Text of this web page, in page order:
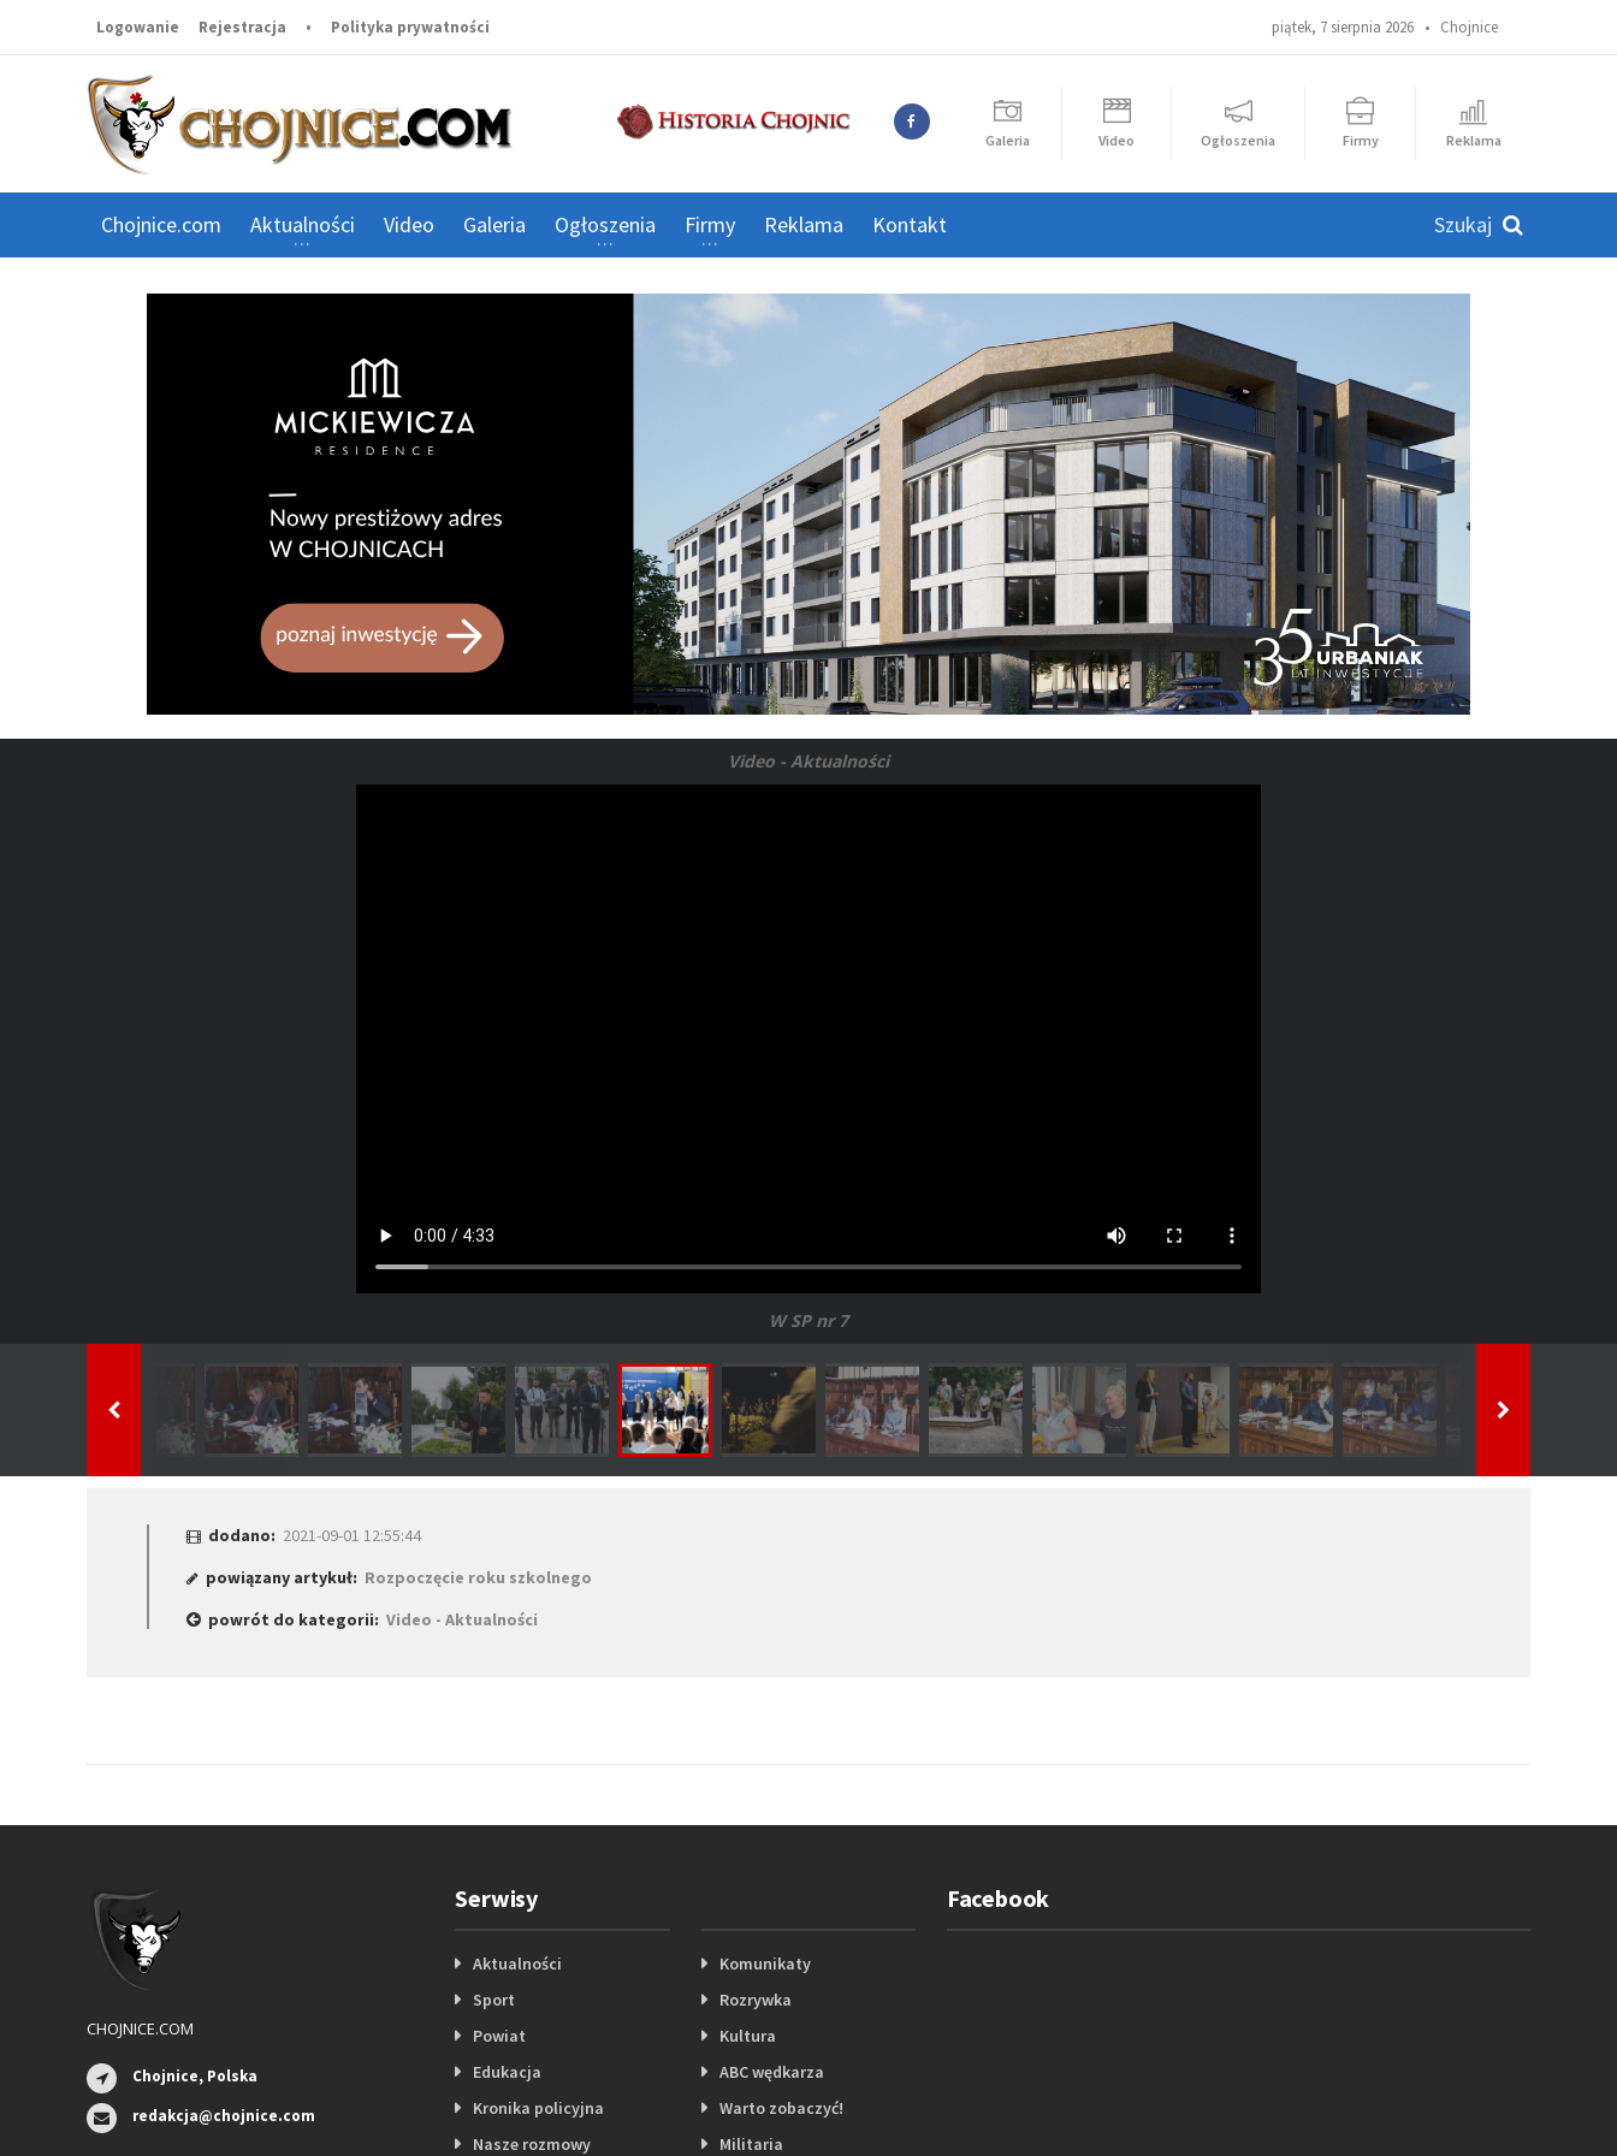
piątek, 7 sierpnia 2026 • Chojnice
Logowanie Rejestracja • Polityka prywatności
Galeria Video Ogłoszenia Firmy Reklama
Chojnice.com Aktualności Video Galeria Ogłoszenia Firmy Reklama Kontakt
Video - Aktualności
W SP nr 7
dodano: 2021-09-01 12:55:44
powiązany artykuł: Rozpoczęcie roku szkolnego
powrót do kategorii: Video - Aktualności
CHOJNICE.COM
Chojnice, Polska
redakcja@chojnice.com
Serwisy
Aktualności
Sport
Powiat
Edukacja
Kronika policyjna
Nasze rozmowy
Komunikaty
Rozrywka
Kultura
ABC wędkarza
Warto zobaczyć!
Militaria
Facebook